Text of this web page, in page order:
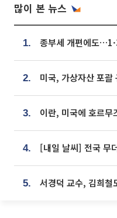
많이 본 뉴스
1.
2.
3.
4.
5.